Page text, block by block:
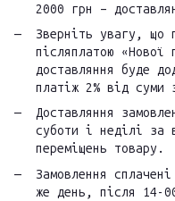
2000 грн –
Зверніть увагу, що
післяплатою «Нової
доставляння буде
платіж 2% від суми
Доставляння
суботи і неділі за
переміщень товару.
Замовлення
же день, після 14-